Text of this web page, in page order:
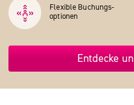
Flexible Buchungs­
optionen
Entdecke